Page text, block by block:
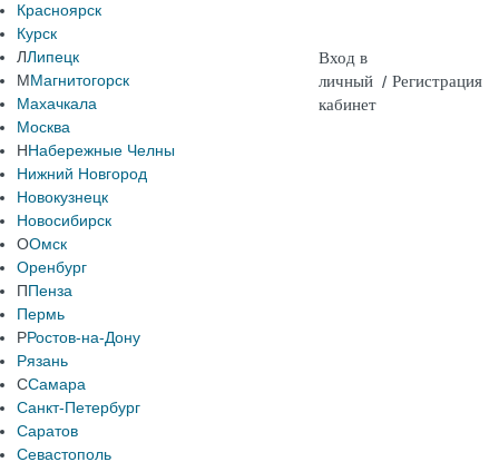
Красноярск
Курск
ЛЛипецк
ММагнитогорск
Махачкала
Москва
ННабережные Челны
Нижний Новгород
Новокузнецк
Новосибирск
ООмск
Оренбург
ППенза
Пермь
РРостов-на-Дону
Рязань
ССамара
Санкт-Петербург
Саратов
Севастополь
Вход в
личный
кабинет
/ Регистрация